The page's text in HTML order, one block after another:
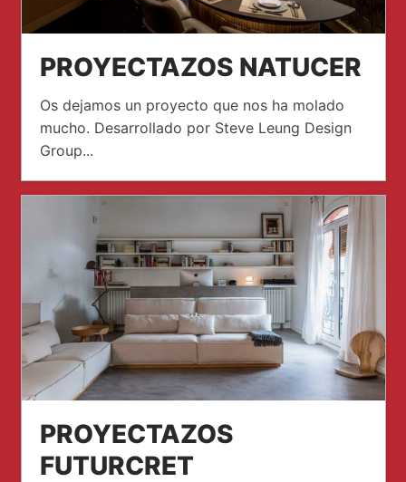
PROYECTAZOS NATUCER
Os dejamos un proyecto que nos ha molado
mucho. Desarrollado por Steve Leung Design
Group...
PROYECTAZOS
FUTURCRET